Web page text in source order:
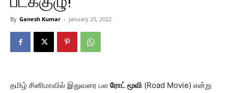
By Ganesh Kumar - January 25, 2022
தமிழ் சினிமாவில் இதுவரை பல ரோட் மூவி (Road Movie) என்று